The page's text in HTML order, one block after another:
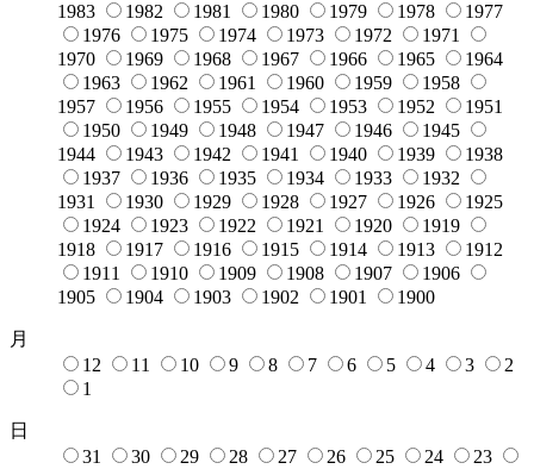
1983
1982 1981 1980 1979 1978
1977
1976
1975 1974 1973 1972
1971
1970
1969 1968 1967 1966 1965
1964
1963
1962 1961 1960 1959
1958
1957
1956 1955 1954 1953 1952
1951
1950
1949 1948 1947 1946
1945
1944
1943 1942 1941 1940 1939
1938
1937
1936 1935 1934 1933
1932
1931
1930 1929 1928 1927 1926
1925
1924
1923 1922 1921 1920
1919
1918
1917 1916 1915 1914 1913
1912
1911
1910 1909 1908 1907
1906
1905
1904 1903 1902 1901 1900
月
12
11 10 9 8 7 6 5 4 3
2
1
日
31
30 29 28 27 26 25 24
23